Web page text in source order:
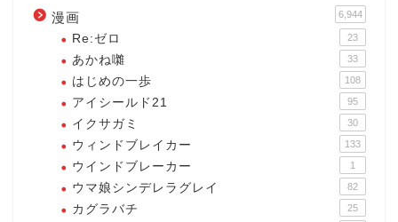
漫画 6,944
Re:ゼロ 23
あかね囃 33
はじめの一歩 108
アイシールド21 95
イクサガミ 30
ウィンドブレイカー 133
ウインドブレーカー 1
ウマ娘シンデレラグレイ 82
カグラバチ 25